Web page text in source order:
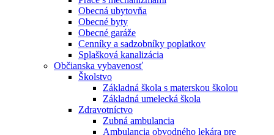
Obecná ubytovňa
Obecné byty
Obecné garáže
Cenníky a sadzobníky poplatkov
Splašková kanalizácia
Občianska vybavenosť
Školstvo
Základná škola s materskou školou
Základná umelecká škola
Zdravotníctvo
Zubná ambulancia
Ambulancia obvodného lekára pre